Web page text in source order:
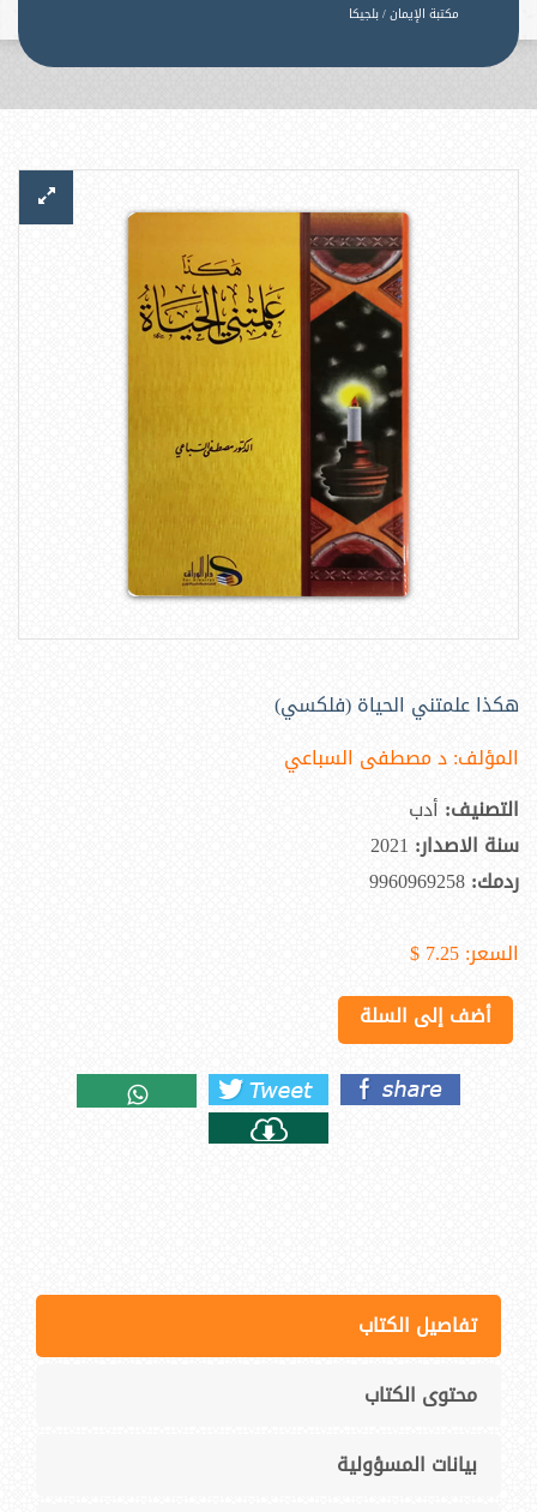
مكتبة الإيمان / بلجيكا
هكذا علمتني الحياة (فلكسي)
المؤلف:د مصطفى السباعي
التصنيف: أدب
سنة الاصدار: 2021
ردمك:9960969258
السعر:7.25 $
أضف إلى السلة
تفاصيل الكتاب
محتوى الكتاب
بيانات المسؤولية